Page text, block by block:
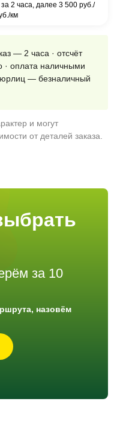
2 часа, далее 3 500 руб./
км
— 2 часа · отсчёт
· оплата наличными
юрлиц — безналичный
и могут
от деталей заказа.
за 10
назовём